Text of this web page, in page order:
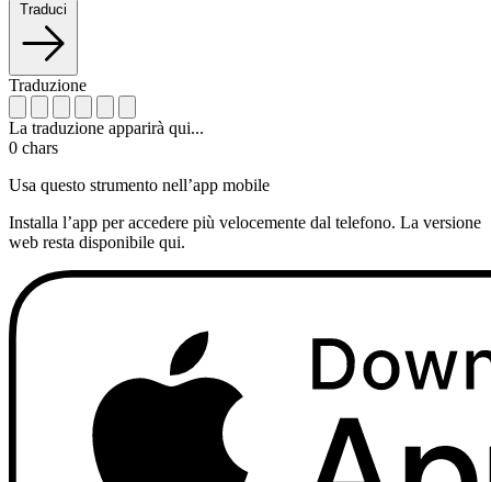
Traduci
Traduzione
La traduzione apparirà qui...
0 chars
Usa questo strumento nell’app mobile
Installa l’app per accedere più velocemente dal telefono. La versione
web resta disponibile qui.